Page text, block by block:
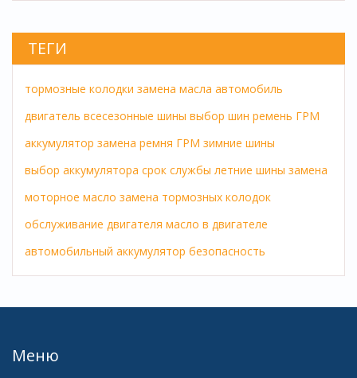
ТЕГИ
тормозные колодки замена масла автомобиль
двигатель всесезонные шины выбор шин ремень ГРМ
аккумулятор замена ремня ГРМ зимние шины
выбор аккумулятора срок службы летние шины замена
моторное масло замена тормозных колодок
обслуживание двигателя масло в двигателе
автомобильный аккумулятор безопасность
Меню